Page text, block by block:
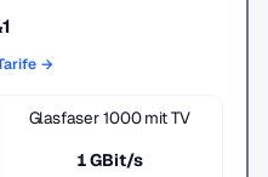
→
Glasfaser 1000 mit TV
1 GBit/s